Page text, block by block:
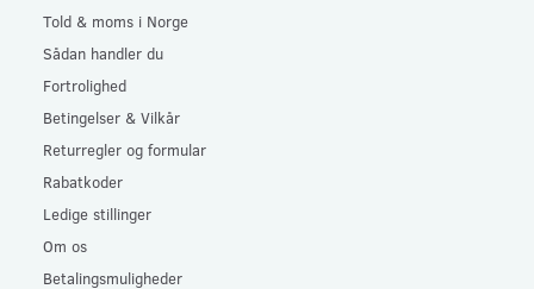
Told & moms i Norge
Sådan handler du
Fortrolighed
Betingelser & Vilkår
Returregler og formular
Rabatkoder
Ledige stillinger
Om os
Betalingsmuligheder